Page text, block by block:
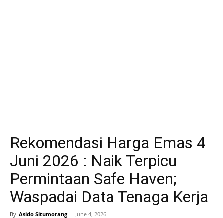
Rekomendasi Harga Emas 4
Juni 2026 : Naik Terpicu
Permintaan Safe Haven;
Waspadai Data Tenaga Kerja
By Asido Situmorang - June 4, 2026